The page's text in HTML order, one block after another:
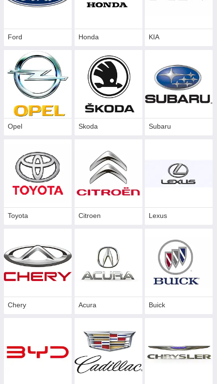
Ford Honda KIA
Opel Skoda Subaru
Toyota Citroen Lexus
Chery Acura Buick